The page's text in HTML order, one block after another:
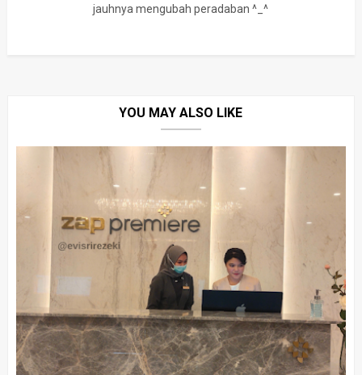
jauhnya mengubah peradaban ^_^
YOU MAY ALSO LIKE